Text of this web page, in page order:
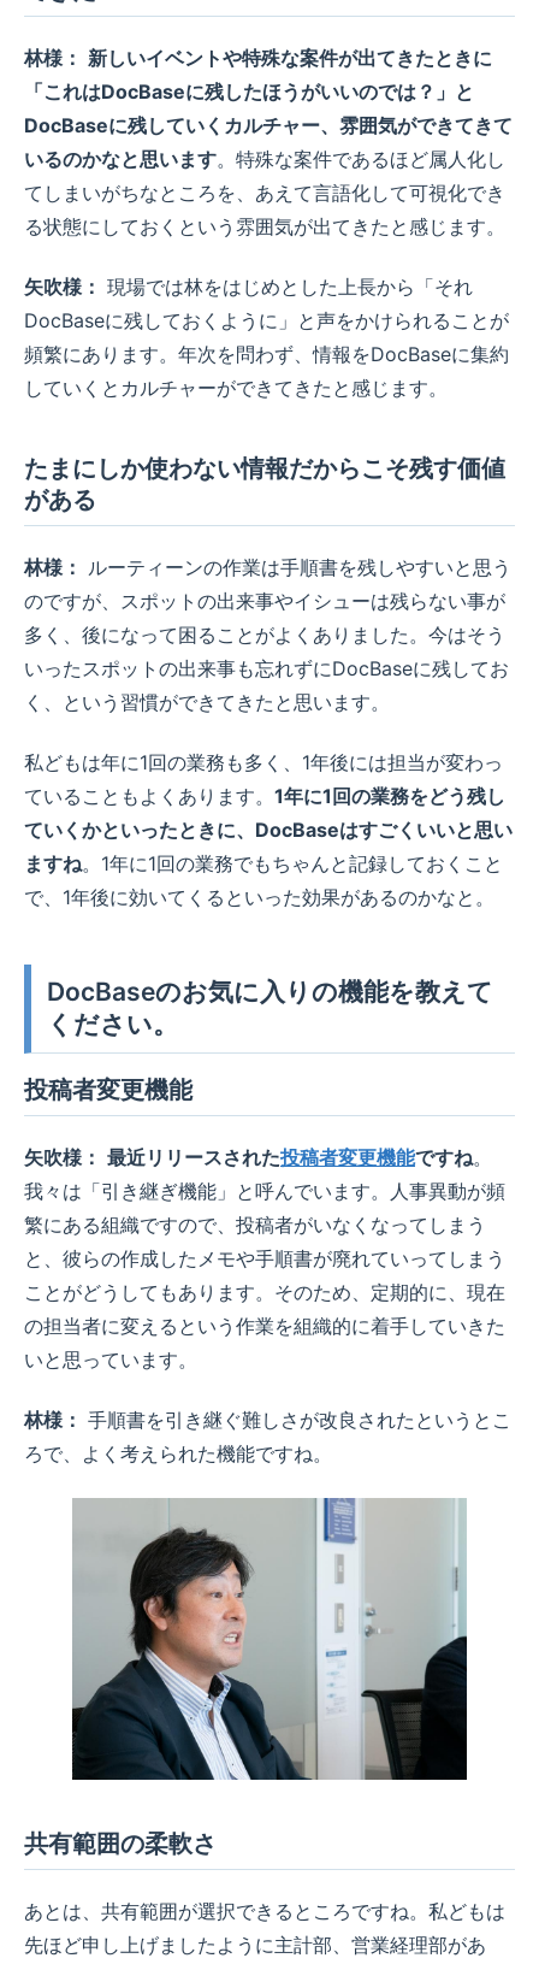
林様： 新しいイベントや特殊な案件が出てきたときに
「これはDocBaseに残したほうがいいのでは？」と
DocBaseに残していくカルチャー、雰囲気ができてきて
いるのかなと思います。特殊な案件であるほど属人化し
てしまいがちなところを、あえて言語化して可視化でき
る状態にしておくという雰囲気が出てきたと感じます。
矢吹様： 現場では林をはじめとした上長から「それ
DocBaseに残しておくように」と声をかけられることが
頻繁にあります。年次を問わず、情報をDocBaseに集約
していくとカルチャーができてきたと感じます。
たまにしか使わない情報だからこそ残す価値
がある
林様：
ルーティーンの作業は手順書を残しやすいと思う
のですが、スポットの出来事やイシューは残らない事が
多く、後になって困ることがよくありました。今はそう
いったスポットの出来事も忘れずにDocBaseに残してお
く、という習慣ができてきたと思います。
私どもは年に1回の業務も多く、1年後には担当が変わっ
ていることもよくあります。 1年に1回の業務をどう残し
ていくかといったときに、DocBaseはすごくいいと思い
ますね。1年に1回の業務でもちゃんと記録しておくこと
で、1年後に効いてくるといった効果があるのかなと。
DocBaseのお気に入りの機能を教えて
ください。
投稿者変更機能
矢吹様： 最近リリースされた投稿者変更機能ですね。
我々は「引き継ぎ機能」と呼んでいます。人事異動が頻
繁にある組織ですので、投稿者がいなくなってしまう
と、彼らの作成したメモや手順書が廃れていってしまう
ことがどうしてもあります。そのため、定期的に、現在
の担当者に変えるという作業を組織的に着手していきた
いと思っています。
林様： 手順書を引き継ぐ難しさが改良されたというとこ
ろで、よく考えられた機能ですね。
共有範囲の柔軟さ
あとは、共有範囲が選択できるところですね。私どもは
先ほど申し上げましたように主計部、営業経理部があ